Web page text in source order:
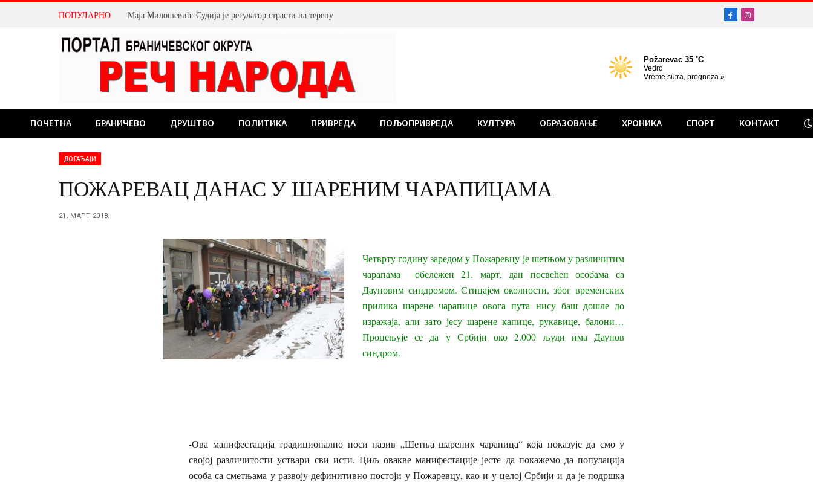
ПОПУЛАРНО Маја Милошевић: Судија је регулатор страсти на терену FacebookInstagram
ПОЧЕТНА БРАНИЧЕВО ДРУШТВО ПОЛИТИКА ПРИВРЕДА ПОЉОПРИВРЕДА КУЛТУРА ОБРАЗОВАЊЕ ХРОНИКА СПОРТ КОНТАКТ
ДОГАЂАЈИ
ПОЖАРЕВАЦ ДАНАС У ШАРЕНИМ ЧАРАПИЦАМА
21. МАРТ 2018.
Четврту годину заредом у Пожаревцу је шетњом у различитим
чарапама обележен 21. март, дан посвећен особама са
Дауновим синдромом. Стицајем околности, због временских
прилика шарене чарапице овога пута нису баш дошле до
изражаја, али зато јесу шарене капице, рукавице, балони…
Процењује се да у Србији око 2.000 људи има Даунов
синдром.
-Ова манифестација традиционално носи назив „Шетња шарених чарапица“ која показује да смо у
својој различитости уствари сви исти. Циљ овакве манифестације јесте да покажемо да популација
особа са сметњама у развоју дефинитивно постоји у Пожаревцу, као и у целој Србији и да је подршка